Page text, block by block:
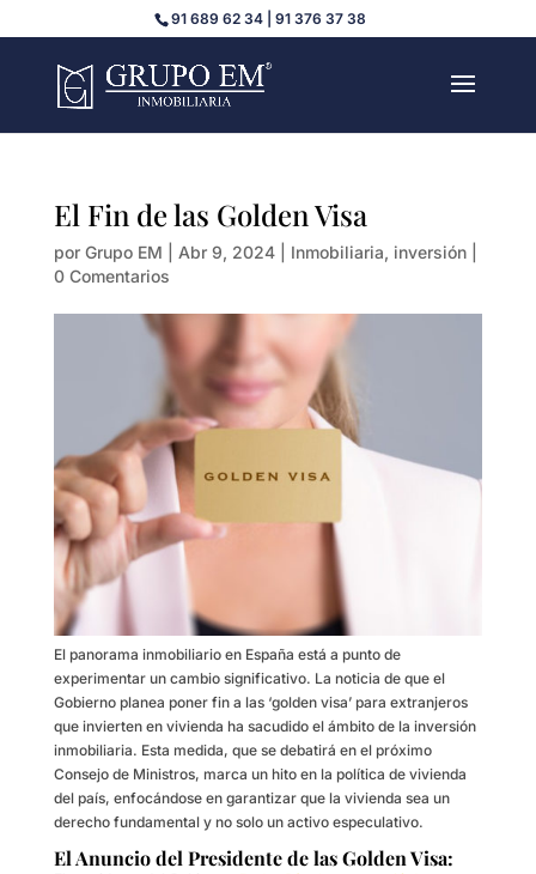
91 689 62 34 | 91 376 37 38
El Fin de las Golden Visa
por Grupo EM Abr 9, 2024| Inmobiliaria, inversión|
0 Comentarios
El panorama inmobiliario en España está a punto de
experimentar un cambio significativo. La noticia de que el
Gobierno planea poner fin a las ‘golden visa’ para extranjeros
que invierten en vivienda ha sacudido el ámbito de la inversión
inmobiliaria. Esta medida, que se debatirá en el próximo
Consejo de Ministros, marca un hito en la política de vivienda
del país, enfocándose en garantizar que la vivienda sea un
derecho fundamental y no solo un activo especulativo.
El Anuncio del Presidente de las Golden Visa: